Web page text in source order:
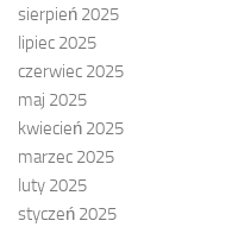
sierpień 2025
lipiec 2025
czerwiec 2025
maj 2025
kwiecień 2025
marzec 2025
luty 2025
styczeń 2025